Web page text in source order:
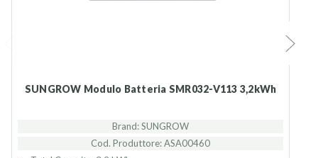
SUNGROW Modulo Batteria SMR032-V113 3,2kWh
Brand: SUNGROW
Cod. Produttore: ASA00460